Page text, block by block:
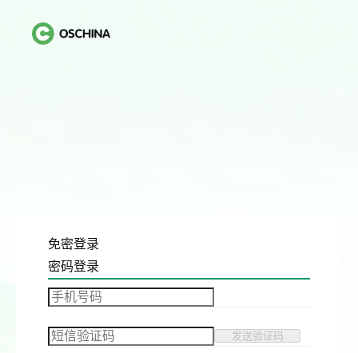
免密登录
密码登录
发送验证码